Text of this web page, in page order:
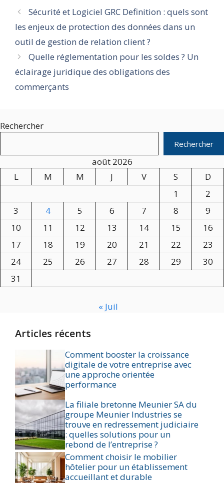
Sécurité et Logiciel GRC Definition : quels sont
les enjeux de protection des données dans un
outil de gestion de relation client ?
Quelle réglementation pour les soldes ? Un
éclairage juridique des obligations des
commerçants
Rechercher
Rechercher
août 2026
L
M M J V S
D
1
2
3
4 5 6 7 8
9
10
11 12 13 14 15
16
17
18 19 20 21 22
23
24
25 26 27 28 29
30
31
« Juil
Articles récents
Comment booster la croissance
digitale de votre entreprise avec
une approche orientée
performance
La filiale bretonne Meunier SA du
groupe Meunier Industries se
trouve en redressement judiciaire
: quelles solutions pour un
rebond de l’entreprise ?
Comment choisir le mobilier
hôtelier pour un établissement
accueillant et durable